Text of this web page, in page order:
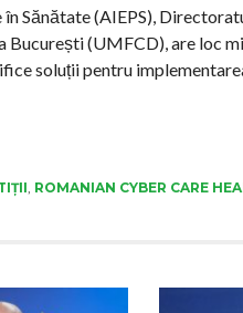
Sănătate (AIEPS),
(UMFCD), are loc
soluții pentru
ROMANIAN CYBER CARE